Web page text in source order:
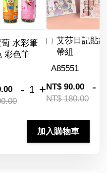
水彩筆
彩色筆
- +
艾莎日記貼
帶組
NT$ 90.00
NT$ 180.00
-
加入購物車